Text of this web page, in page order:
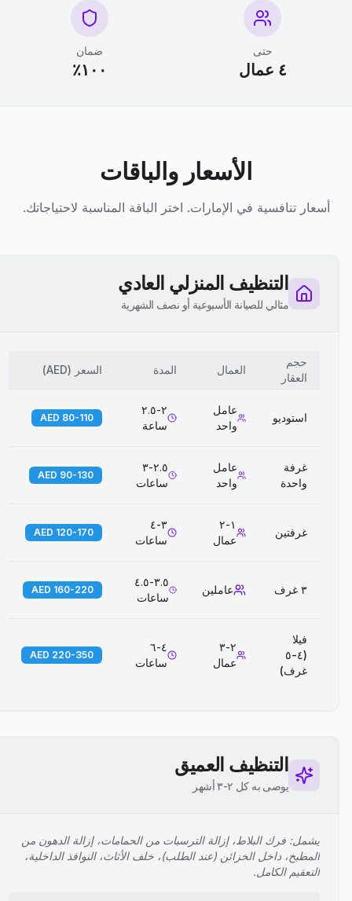
حتى
٤ عمال
ضمان
١٠٠٪
الأسعار والباقات
أسعار تنافسية في الإمارات. اختر الباقة المناسبة لاحتياجاتك.
التنظيف المنزلي العادي
مثالي للصيانة الأسبوعية أو نصف الشهرية
حجم
العقار
العمال المدة السعر (
AED
)
استوديو
عامل
واحد
٢-٢.٥
ساعة
80-110 AED
غرفة
واحدة
عامل
واحد
٢.٥-٣
ساعات
90-130 AED
غرفتين
١-٢
عمال
٣-٤
ساعات
120-170 AED
٣ غرف عاملين
٣.٥-٤.٥
ساعات
160-220 AED
فيلا
(٤-٥
غرف)
٢-٣
عمال
٤-٦
ساعات
220-350 AED
التنظيف العميق
يوصى به كل ٢-٣ أشهر
يشمل: فرك البلاط، إزالة الترسبات من الحمامات، إزالة الدهون من
المطبخ، داخل الخزائن (عند الطلب)، خلف الأثاث، النوافذ الداخلية،
التعقيم الكامل.